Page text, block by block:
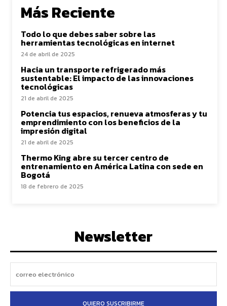
Más Reciente
Todo lo que debes saber sobre las
herramientas tecnológicas en internet
24 de abril de 2025
Hacia un transporte refrigerado más
sustentable: El impacto de las innovaciones
tecnológicas
21 de abril de 2025
Potencia tus espacios, renueva atmosferas y tu
emprendimiento con los beneficios de la
impresión digital
21 de abril de 2025
Thermo King abre su tercer centro de
entrenamiento en América Latina con sede en
Bogotá
18 de febrero de 2025
Newsletter
QUIERO SUSCRIBIRME